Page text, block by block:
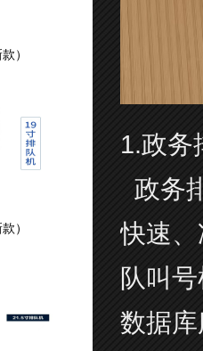
）
）
1.政务
政务
快速
队叫
数据